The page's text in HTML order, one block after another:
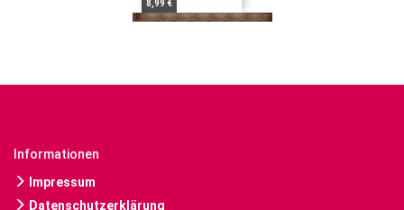
8,99 €
Informationen
Impressum
Datenschutzerklärung